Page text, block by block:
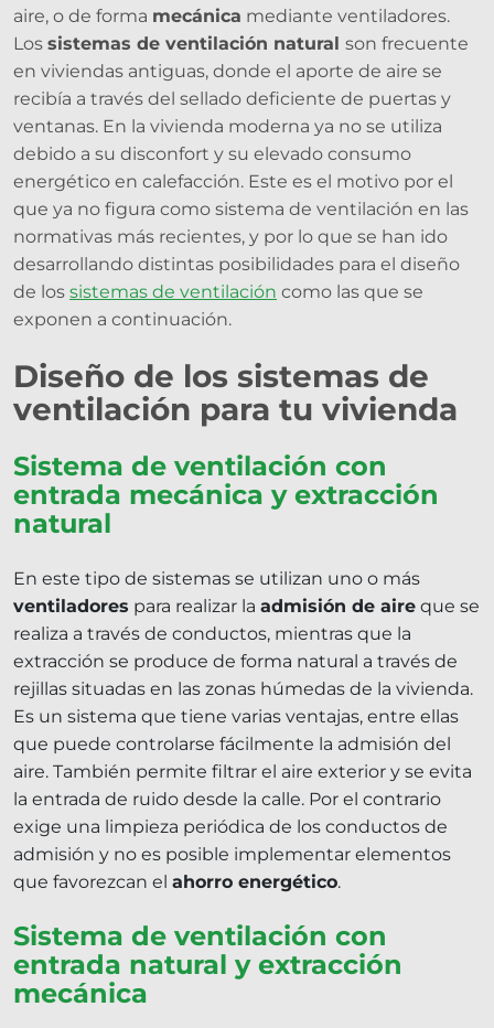
aire, o de forma mecánica mediante ventiladores.
Los sistemas de ventilación natural son frecuente
en viviendas antiguas, donde el aporte de aire se
recibía a través del sellado deficiente de puertas y
ventanas. En la vivienda moderna ya no se utiliza
debido a su disconfort y su elevado consumo
energético en calefacción. Este es el motivo por el
que ya no figura como sistema de ventilación en las
normativas más recientes, y por lo que se han ido
desarrollando distintas posibilidades para el diseño
de los sistemas de ventilación como las que se
exponen a continuación.
Diseño de los sistemas de
ventilación para tu vivienda
Sistema de ventilación con
entrada mecánica y extracción
natural
En este tipo de sistemas se utilizan uno o más
ventiladores para realizar la admisión de aire que se
realiza a través de conductos, mientras que la
extracción se produce de forma natural a través de
rejillas situadas en las zonas húmedas de la vivienda.
Es un sistema que tiene varias ventajas, entre ellas
que puede controlarse fácilmente la admisión del
aire. También permite filtrar el aire exterior y se evita
la entrada de ruido desde la calle. Por el contrario
exige una limpieza periódica de los conductos de
admisión y no es posible implementar elementos
que favorezcan el ahorro energético.
Sistema de ventilación con
entrada natural y extracción
mecánica